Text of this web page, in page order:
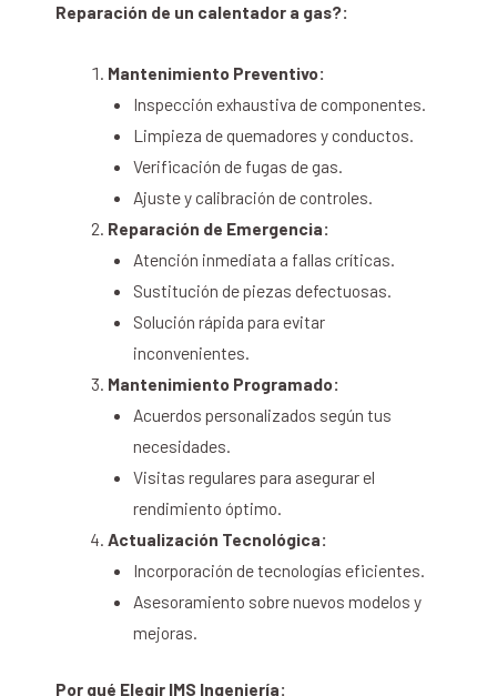
Reparación de un calentador a gas?:
Mantenimiento Preventivo:
Inspección exhaustiva de componentes.
Limpieza de quemadores y conductos.
Verificación de fugas de gas.
Ajuste y calibración de controles.
Reparación de Emergencia:
Atención inmediata a fallas críticas.
Sustitución de piezas defectuosas.
Solución rápida para evitar
inconvenientes.
Mantenimiento Programado:
Acuerdos personalizados según tus
necesidades.
Visitas regulares para asegurar el
rendimiento óptimo.
Actualización Tecnológica:
Incorporación de tecnologías eficientes.
Asesoramiento sobre nuevos modelos y
mejoras.
Por qué Elegir IMS Ingeniería: